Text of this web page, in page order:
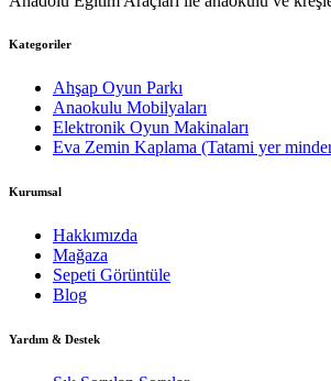
Kategoriler
Ahşap Oyun Parkı
Anaokulu Mobilyaları
Elektronik Oyun Makinaları
Eva Zemin Kaplama (Tatami yer
Kurumsal
Hakkımızda
Mağaza
Sepeti Görüntüle
Blog
Yardım & Destek